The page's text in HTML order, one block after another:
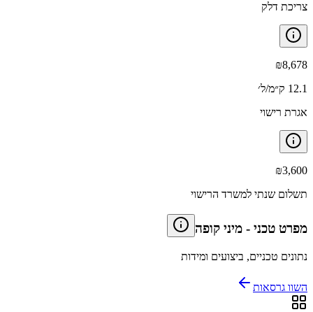
צריכת דלק
₪8,678
12.1 ק״מ/ל׳
אגרת רישוי
₪3,600
תשלום שנתי למשרד הרישוי
מפרט טכני - מיני קופה
נתונים טכניים, ביצועים ומידות
השוו גרסאות